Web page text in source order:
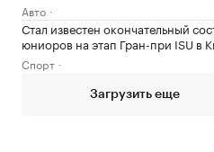
Авто
Стал известен окончательный
юниоров на этап Гран-при ISU в
Спорт
Загрузить еще